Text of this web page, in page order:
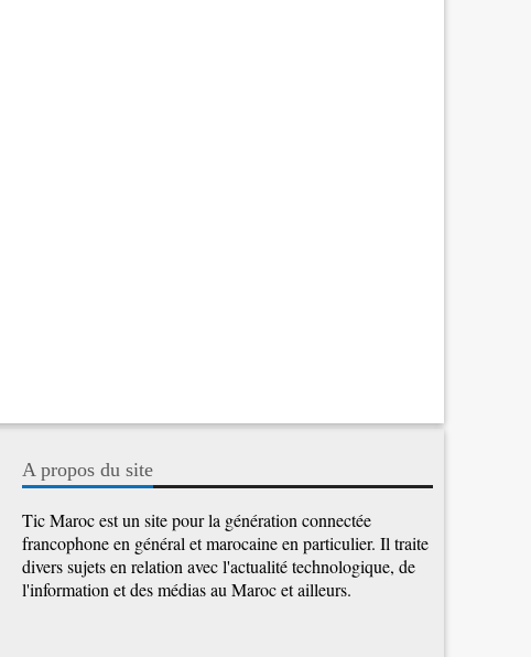
A propos du site
Tic Maroc est un site pour la génération connectée
francophone en général et marocaine en particulier. Il traite
divers sujets en relation avec l'actualité technologique, de
l'information et des médias au Maroc et ailleurs.